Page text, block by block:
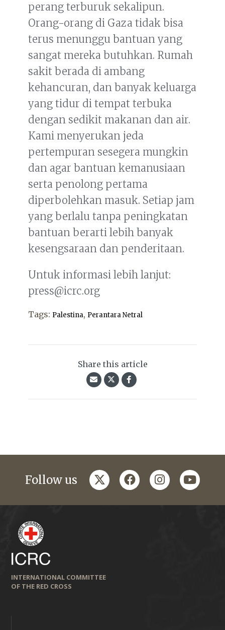
perang terburuk sekalipun.
Orang-orang di Gaza tidak bisa
terus menunggu bantuan yang
sangat mereka butuhkan. Rumah
sakit berada di ambang
kehancuran, dan banyak keluarga
yang tidur di tempat terbuka
dengan sedikit makanan dan air.
Kami menyerukan jeda
pertempuran sesegera mungkin
dan agar bantuan kemanusiaan
serta penolong pertama
diperbolehkan masuk. Setiap jam
yang berlalu tanpa peningkatan
bantuan berarti lebih banyak
kesengsaraan dan penderitaan.
Untuk informasi lebih lanjut:
press@icrc.org
Tags: Palestina, Perantara Netral
Share this article
Follow us twitterfacebookinstagramyoutube
INTERNATIONAL COMMITTEE
OF THE RED CROSS